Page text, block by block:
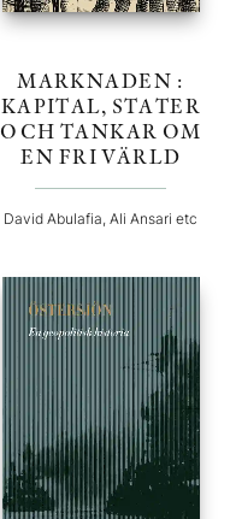
MARKNADEN :
KAPITAL, STATER
OCH TANKAR OM
EN FRI VÄRLD
David Abulafia, Ali Ansari etc